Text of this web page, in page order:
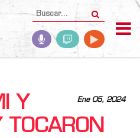
Ene 05, 2024
Y